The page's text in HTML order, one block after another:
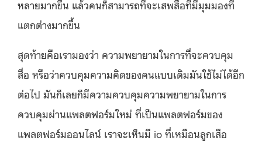
หลายมากขึ้น แล้วคนก็สามารถที่จะเสพสื่อที่มีมุมมองที่
แตกต่างมากขึ้น
สุดท้ายคือเรามองว่า ความพยายามในการที่จะควบคุม
สื่อ หรือว่าควบคุมความคิดของคนแบบเดิมมันใช้ไม่ได้อีก
ต่อไป มันก็เลยก็มีความควบคุมความพยายามในการ
ควบคุมผ่านแพลตฟอร์มใหม่ ที่เป็นแพลตฟอร์มของ
แพลตฟอร์มออนไลน์ เราจะเห็นมี io ที่เหมือนลูกเสือ